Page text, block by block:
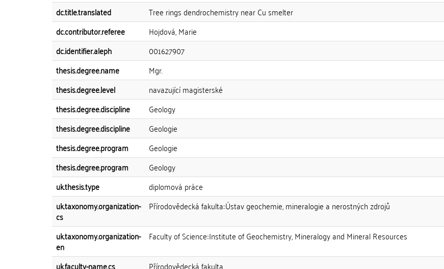
dc.title.translated
Tree rings dendrochemistry near Cu smelter
dc.contributor.referee
Hojdová, Marie
dc.identifier.aleph
001627907
thesis.degree.name
Mgr.
thesis.degree.level
navazující magisterské
thesis.degree.discipline
Geology
thesis.degree.discipline
Geologie
thesis.degree.program
Geologie
thesis.degree.program
Geology
uk.thesis.type
diplomová práce
uk.taxonomy.organization-
cs
Přírodovědecká fakulta::Ústav geochemie, mineralogie a nerostných zdrojů
uk.taxonomy.organization-
en
Faculty of Science::Institute of Geochemistry, Mineralogy and Mineral Resources
uk.faculty-name.cs Přírodovědecká fakulta